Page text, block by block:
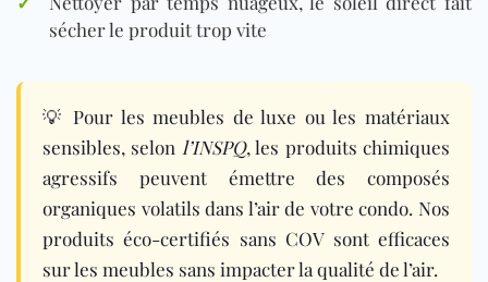
sécher le produit trop vite
💡 Pour les meubles de luxe ou les matériaux
sensibles, selon l’INSPQ, les produits chimiques
agressifs peuvent émettre des composés
organiques volatils dans l’air de votre condo. Nos
produits éco-certifiés sans COV sont efficaces
sur les meubles sans impacter la qualité de l’air.